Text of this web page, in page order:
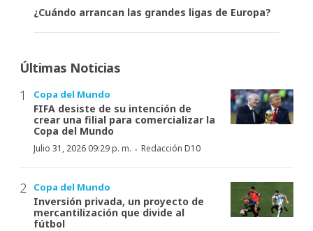
¿Cuándo arrancan las grandes ligas de Europa?
Últimas Noticias
Copa del Mundo
FIFA desiste de su intención de
crear una filial para comercializar la
Copa del Mundo
Julio 31, 2026 09:29 p. m. · Redacción D10
Copa del Mundo
Inversión privada, un proyecto de
mercantilización que divide al
fútbol